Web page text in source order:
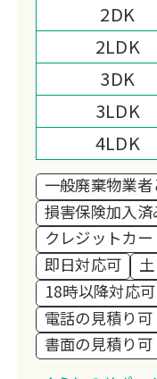
2DK
2LDK
3DK
3LDK
4LDK
一般廃棄物業
損害保険加入済
クレジットカ
即日対応可
18時以降対応可
電話の見積り可
書面の見積り可